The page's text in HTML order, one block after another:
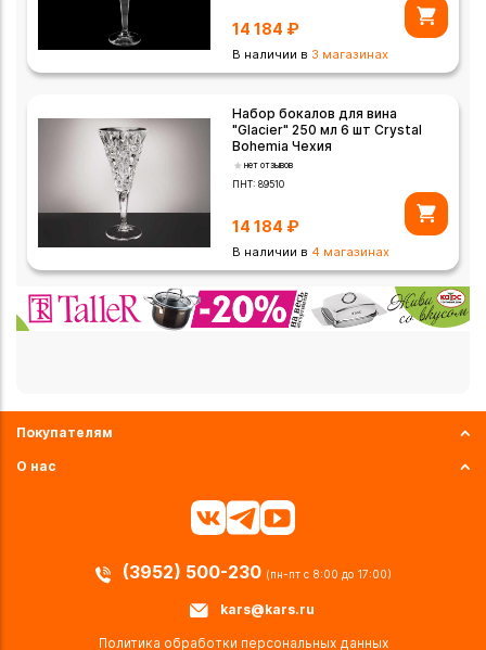
14 184 ₽
В наличии в 3 магазинах
Набор бокалов для вина
"Glacier" 250 мл 6 шт Crystal
Bohemia Чехия
нет отзывов
ПНТ:89510
14 184 ₽
В наличии в 4 магазинах
Покупателям
О нас
(3952) 500-230 (пн-пт с 8:00 до 17:00)
kars@kars.ru
Политика обработки персональных данных